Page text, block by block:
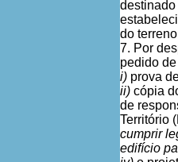
destinado
do
7. Por
pedido
i) prova
ii) cópia
de
Território
cumprir
edifício